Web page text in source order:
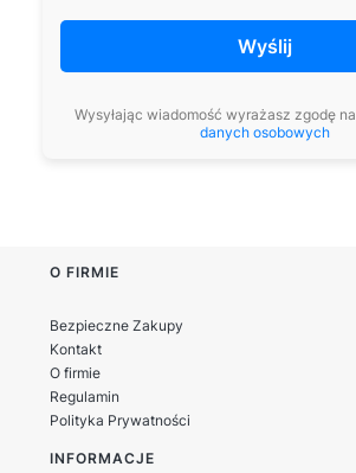
Wyślij
Wysyłając wiadomość wyrażasz zgodę na
danych osobowych
Linki w stopce
O FIRMIE
Bezpieczne Zakupy
Kontakt
O firmie
Regulamin
Polityka Prywatności
INFORMACJE